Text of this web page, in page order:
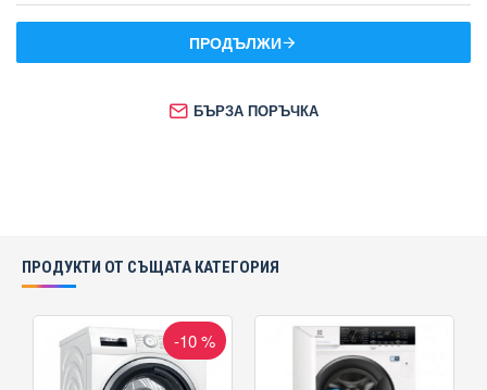
Регулируема височина на основата: 16.5 см.
Регулируема дълбочина на основата: 6.5 см.
Размери: 82 x 59.5 x 58 см. (В x Ш x Д)
За пълно вграждане
ПРОДЪЛЖИ
БЪРЗА ПОРЪЧКА
ПРОДУКТИ ОТ СЪЩАТА КАТЕГОРИЯ
-10 %